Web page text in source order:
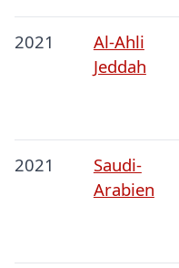
2021
Al-Ahli
Jeddah
2021
Saudi-
Arabien